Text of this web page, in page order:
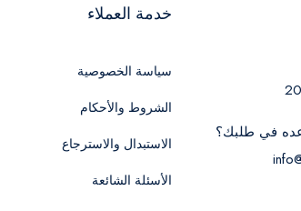
في طلبك؟
خدمة العملاء
سياسة الخصوصية
الشروط والأحكام
الاستبدال والاسترجاع
الأسئلة الشائعة